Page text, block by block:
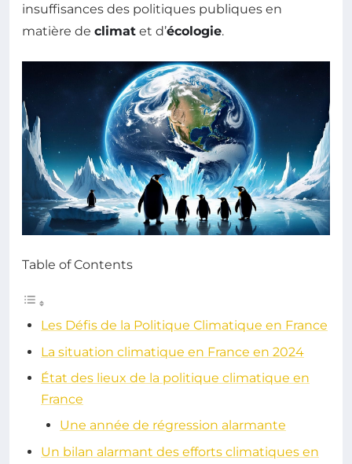
insuffisances des politiques publiques en
matière de climat et d’écologie.
Table of Contents
Les Défis de la Politique Climatique en France
La situation climatique en France en 2024
État des lieux de la politique climatique en
France
Une année de régression alarmante
Un bilan alarmant des efforts climatiques en